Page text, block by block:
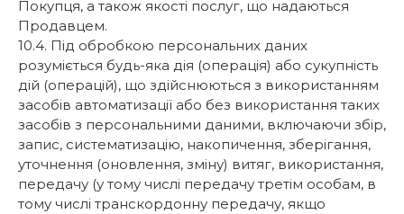
Покупця, а також якості послуг, що надаються
Продавцем.
10.4. Під обробкою персональних даних
розуміється будь-яка дія (операція) або сукупність
дій (операцій), що здійснюються з використанням
засобів автоматизації або без використання таких
засобів з персональними даними, включаючи збір,
запис, систематизацію, накопичення, зберігання,
уточнення (оновлення, зміну) витяг, використання,
передачу (у тому числі передачу третім особам, в
тому числі транскордонну передачу, якщо